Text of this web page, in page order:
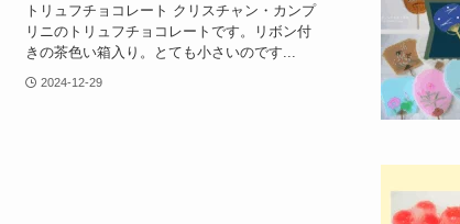
トリュフチョコレート クリスチャン・カンプ
リニのトリュフチョコレートです。リボン付
きの茶色い箱入り。とても小さいのです...
2024-12-29